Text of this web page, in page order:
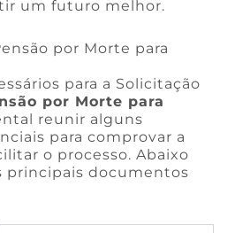
um futuro melhor.
por Morte para
para a Solicitação
por Morte para
reunir alguns
para comprovar a
o processo. Abaixo
principais documentos